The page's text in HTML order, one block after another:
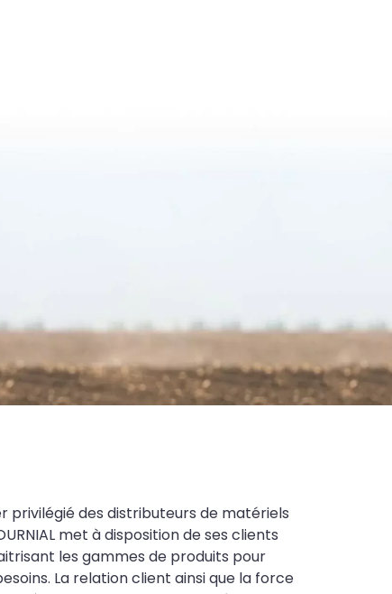
privilégié des distributeurs de matériels
met à disposition de ses clients
les gammes de produits pour
La relation client ainsi que la force